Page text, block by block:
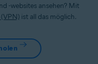
-websites ansehen? Mit
ist all das möglich.